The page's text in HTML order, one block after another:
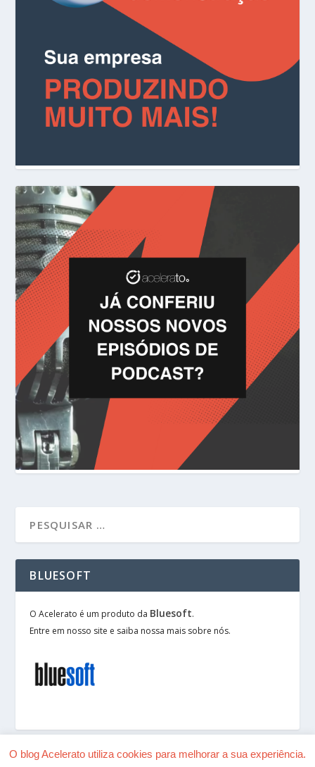
BLUESOFT
O Acelerato é um produto da Bluesoft.
Entre em nosso site e saiba nossa mais sobre nós.
O blog Acelerato utiliza cookies para melhorar a sua experiência.